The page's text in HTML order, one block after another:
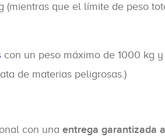
(mientras que el límite de peso
con un peso máximo de 1000 kg y
de materias peligrosas.)
con una entrega garantizada